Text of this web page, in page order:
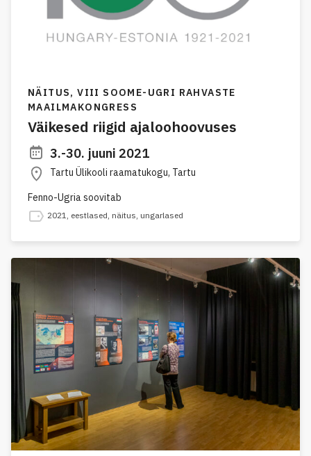
NÄITUS,VIII SOOME-UGRI RAHVASTE
MAAILMAKONGRESS
Väikesed riigid ajaloohoovuses
3.-30. juuni 2021
Tartu Ülikooli raamatukogu, Tartu
Fenno-Ugria soovitab
2021 eestlased näitus ungarlased